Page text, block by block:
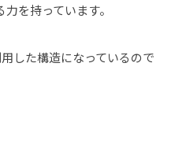
を持っています。
した構造になっているので